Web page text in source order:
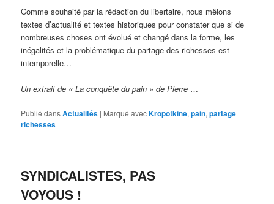
Comme souhaité par la rédaction du libertaire, nous mêlons
textes d’actualité et textes historiques pour constater que si de
nombreuses choses ont évolué et changé dans la forme, les
inégalités et la problématique du partage des richesses est
intemporelle…
Un extrait de « La conquête du pain » de Pierre …
Publié dansActualités | Marqué avecKropotkine,pain,partage
richesses
SYNDICALISTES, PAS
VOYOUS !